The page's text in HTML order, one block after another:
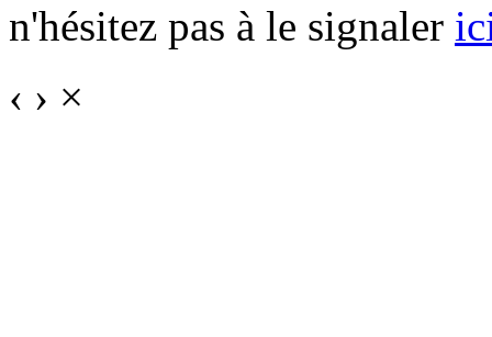
n'hésitez pas à le signaler
‹ › ×